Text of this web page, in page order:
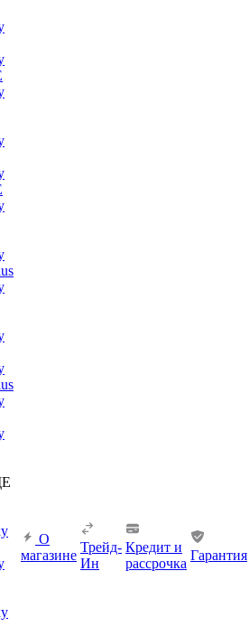
О
магазине
Трейд-
Ин
Кредит и
рассрочка
Гарантия